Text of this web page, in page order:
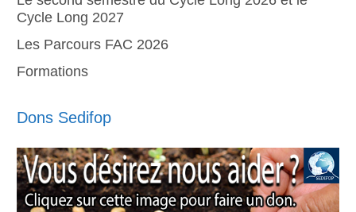
Cycle Long 2027
Les Parcours FAC 2026
Formations
Dons Sedifop